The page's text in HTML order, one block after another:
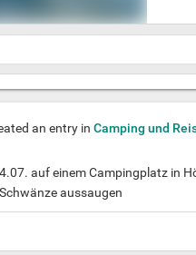
an entry in Camping und
auf einem Campingplatz in
aussaugen